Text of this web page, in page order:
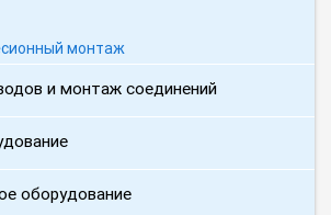
монтаж
и монтаж соединений
оборудование